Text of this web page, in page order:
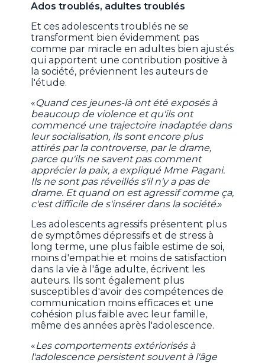
Ados troublés, adultes troublés
Et ces adolescents troublés ne se
transforment bien évidemment pas
comme par miracle en adultes bien ajustés
qui apportent une contribution positive à
la société, préviennent les auteurs de
l'étude.
«Quand ces jeunes-là ont été exposés à
beaucoup de violence et qu'ils ont
commencé une trajectoire inadaptée dans
leur socialisation, ils sont encore plus
attirés par la controverse, par le drame,
parce qu'ils ne savent pas comment
apprécier la paix, a expliqué Mme Pagani.
Ils ne sont pas réveillés s'il n'y a pas de
drame. Et quand on est agressif comme ça,
c'est difficile de s'insérer dans la société.»
Les adolescents agressifs présentent plus
de symptômes dépressifs et de stress à
long terme, une plus faible estime de soi,
moins d'empathie et moins de satisfaction
dans la vie à l'âge adulte, écrivent les
auteurs. Ils sont également plus
susceptibles d'avoir des compétences de
communication moins efficaces et une
cohésion plus faible avec leur famille,
même des années après l'adolescence.
«Les comportements extériorisés à
l'adolescence persistent souvent à l'âge